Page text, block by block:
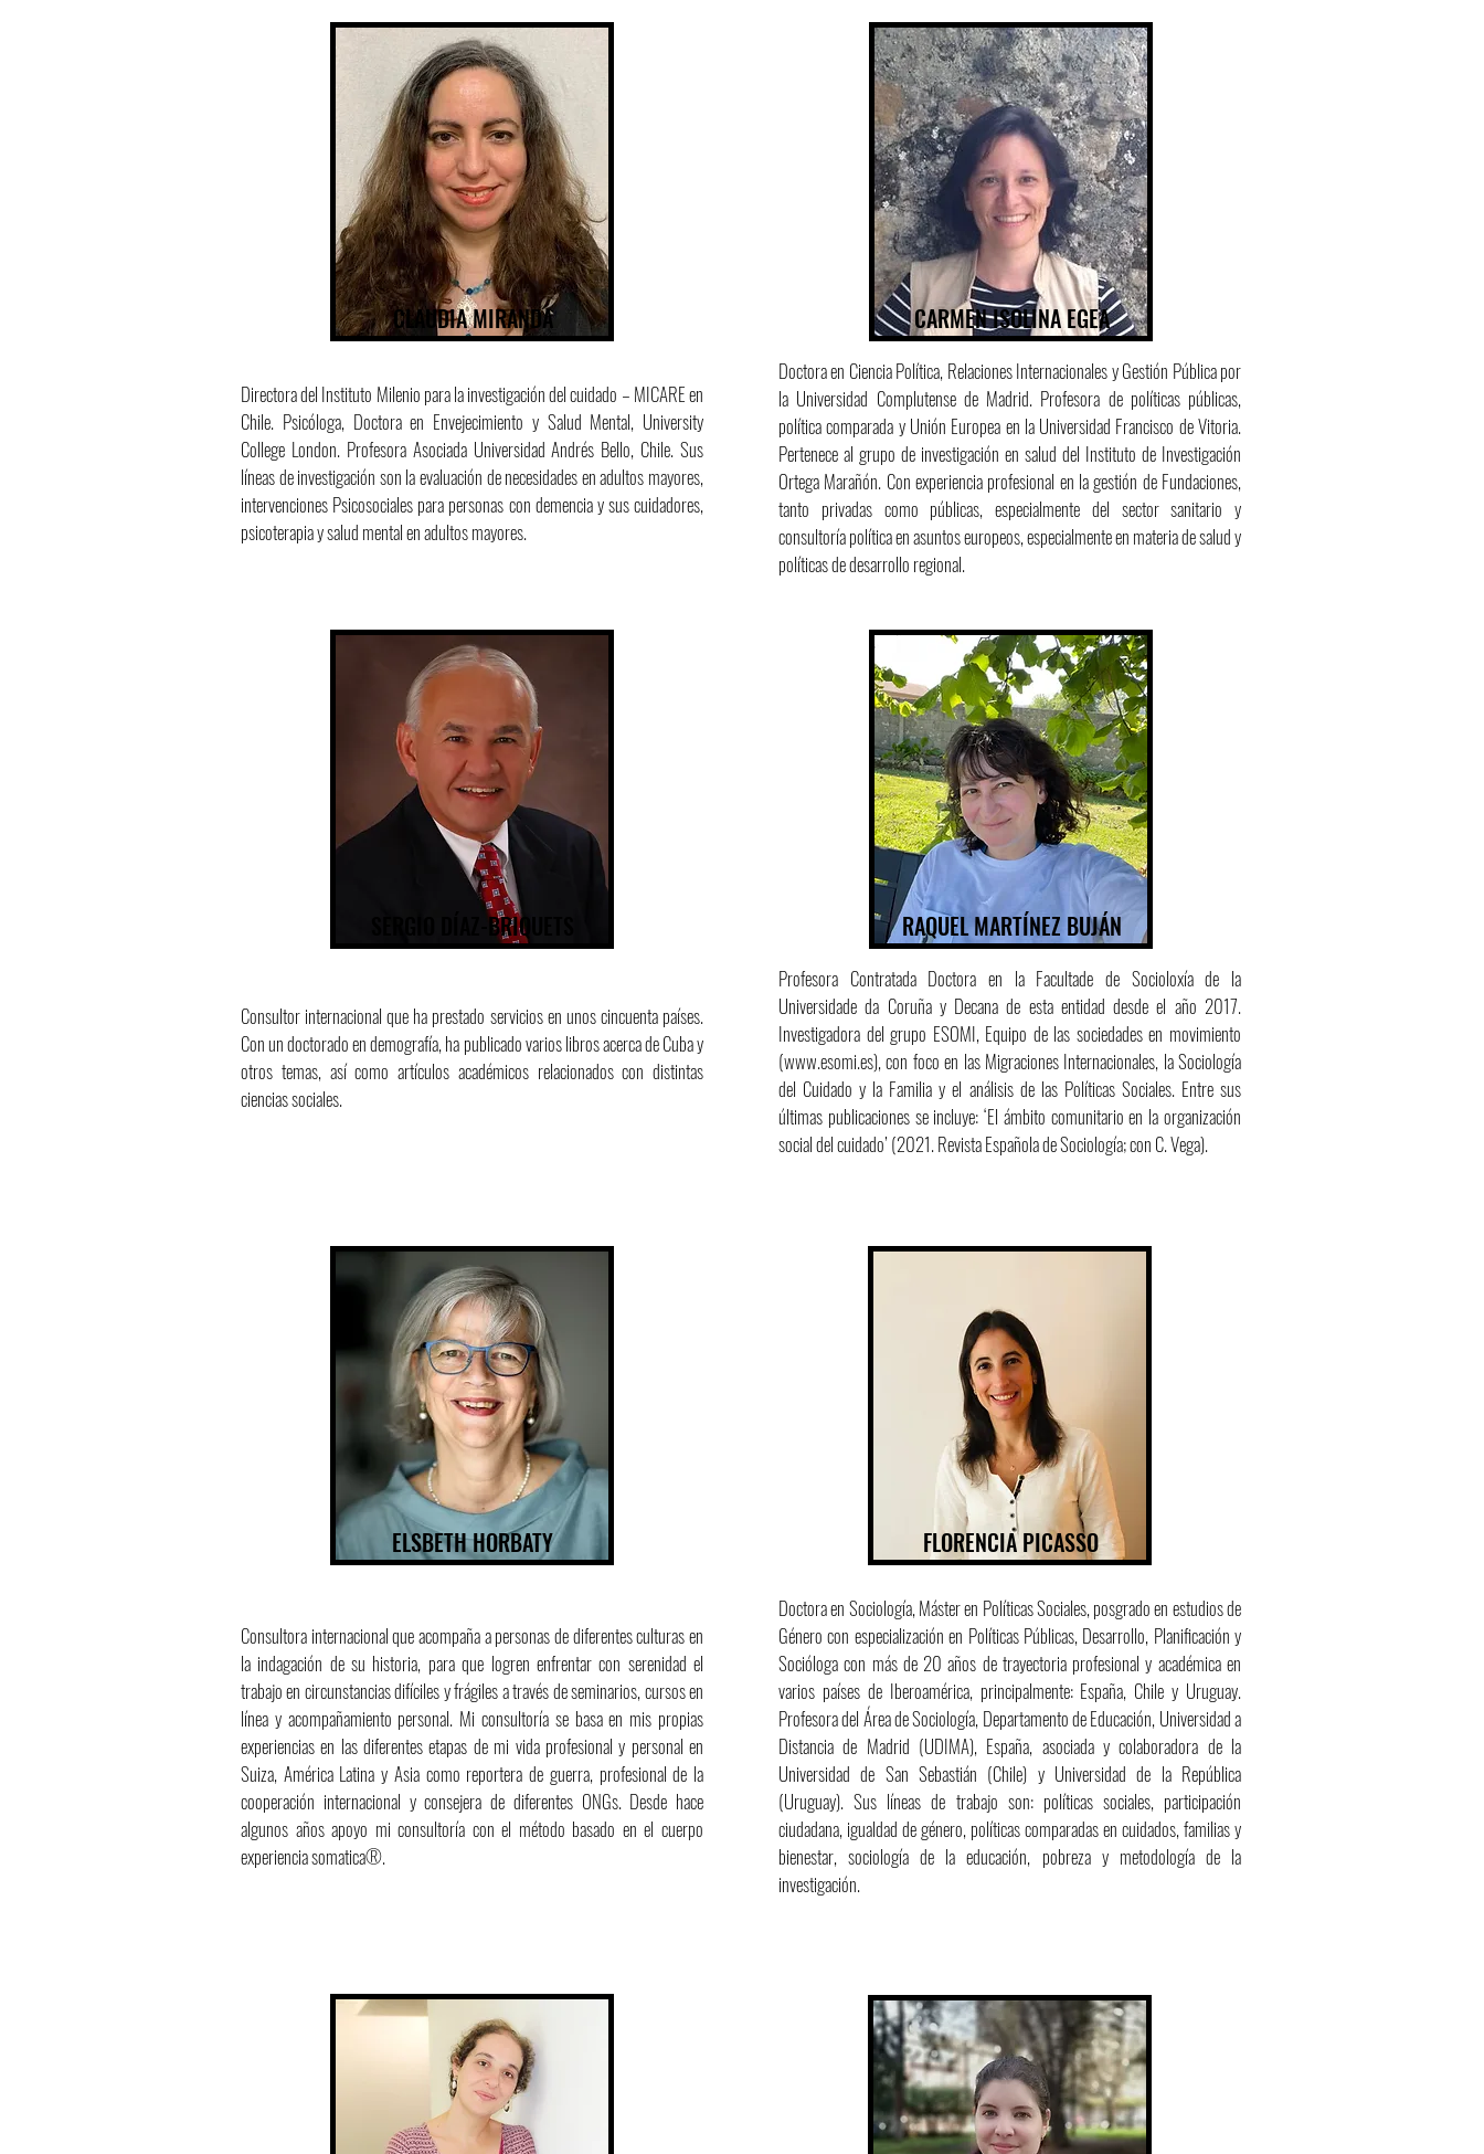
Directora del Instituto Milenio para la investigación del cuidado – MICARE en
Chile. Psicóloga, Doctora en Envejecimiento y Salud Mental, University
College London. Profesora Asociada Universidad Andrés Bello, Chile. Sus
líneas de investigación son la evaluación de necesidades en adultos mayores,
intervenciones Psicosociales para personas con demencia y sus cuidadores,
psicoterapia y salud mental en adultos mayores.
CLAUDIA MIRANDA
Doctora en Ciencia Política, Relaciones Internacionales y Gestión Pública por
la Universidad Complutense de Madrid. Profesora de políticas públicas,
política comparada y Unión Europea en la Universidad Francisco de Vitoria.
Pertenece al grupo de investigación en salud del Instituto de Investigación
Ortega Marañón. Con experiencia profesional en la gestión de Fundaciones,
tanto privadas como públicas, especialmente del sector sanitario y
consultoría política en asuntos europeos, especialmente en materia de salud y
políticas de desarrollo regional.
CARMEN ISOLINA EGEA
Consultor internacional que ha prestado servicios en unos cincuenta países.
Con un doctorado en demografía, ha publicado varios libros acerca de Cuba y
otros temas, así como artículos académicos relacionados con distintas
ciencias sociales.
SERGIO DÍAZ-BRIQUETS
Profesora Contratada Doctora en la Facultade de Socioloxía de la
Universidade da Coruña y Decana de esta entidad desde el año 2017.
Investigadora del grupo ESOMI, Equipo de las sociedades en movimiento
(www.esomi.es), con foco en las Migraciones Internacionales, la Sociología
del Cuidado y la Familia y el análisis de las Políticas Sociales. Entre sus
últimas publicaciones se incluye: ‘El ámbito comunitario en la organización
social del cuidado’ (2021. Revista Española de Sociología; con C. Vega).
RAQUEL MARTÍNEZ BUJÁN
Consultora internacional que acompaña a personas de diferentes culturas en
la indagación de su historia, para que logren enfrentar con serenidad el
trabajo en circunstancias difíciles y frágiles a través de seminarios, cursos en
línea y acompañamiento personal. Mi consultoría se basa en mis propias
experiencias en las diferentes etapas de mi vida profesional y personal en
Suiza, América Latina y Asia como reportera de guerra, profesional de la
cooperación internacional y consejera de diferentes ONGs. Desde hace
algunos años apoyo mi consultoría con el método basado en el cuerpo
experiencia somatica®.
ELSBETH HORBATY
Doctora en Sociología, Máster en Políticas Sociales, posgrado en estudios de
Género con especialización en Políticas Públicas, Desarrollo, Planificación y
Socióloga con más de 20 años de trayectoria profesional y académica en
varios países de Iberoamérica, principalmente: España, Chile y Uruguay.
Profesora del Área de Sociología, Departamento de Educación, Universidad a
Distancia de Madrid (UDIMA), España, asociada y colaboradora de la
Universidad de San Sebastián (Chile) y Universidad de la República
(Uruguay). Sus líneas de trabajo son: políticas sociales, participación
ciudadana, igualdad de género, políticas comparadas en cuidados, familias y
bienestar, sociología de la educación, pobreza y metodología de la
investigación.
FLORENCIA PICASSO